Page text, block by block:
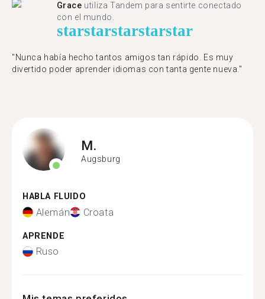
Grace utiliza Tandem para sentirte conectado
con el mundo.
starstarstarstarstar
"Nunca había hecho tantos amigos tan rápido. Es muy
divertido poder aprender idiomas con tanta gente nueva."
M.
Augsburg
HABLA FLUIDO
Alemán Croata
APRENDE
Ruso